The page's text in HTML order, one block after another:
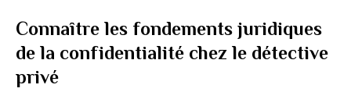
Connaître les fondements juridiques
de la confidentialité chez le détective
privé